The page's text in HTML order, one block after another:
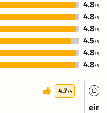
4.8/5
4.8/5
4.8/5
4.5 /5
4.8/5
4.8/5
4.7/5
ein